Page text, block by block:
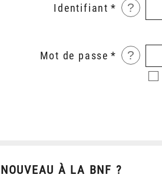
Identifiant ?
Mot de passe ?
NOUVEAU À LA BNF ?